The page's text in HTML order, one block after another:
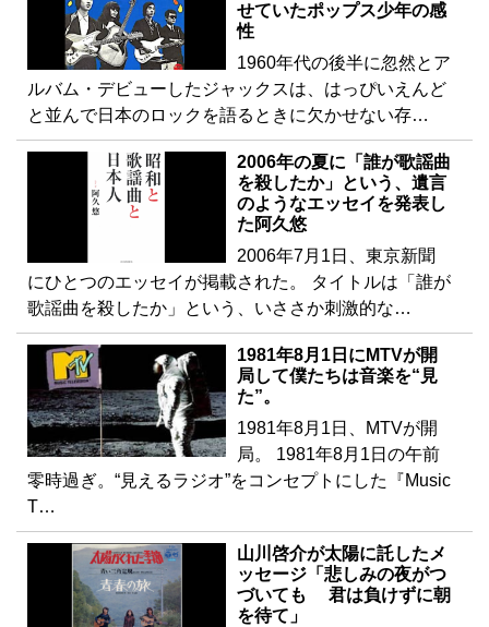
せていたポップス少年の感
性
1960年代の後半に忽然とア
ルバム・デビューしたジャックスは、はっぴいえんど
と並んで日本のロックを語るときに欠かせない存…
2006年の夏に「誰が歌謡曲
を殺したか」という、遺言
のようなエッセイを発表し
た阿久悠
2006年7月1日、東京新聞
にひとつのエッセイが掲載された。 タイトルは「誰が
歌謡曲を殺したか」という、いささか刺激的な…
1981年8月1日にMTVが開
局して僕たちは音楽を“見
た”。
1981年8月1日、MTVが開
局。 1981年8月1日の午前
零時過ぎ。“見えるラジオ”をコンセプトにした『Music
T…
山川啓介が太陽に託したメ
ッセージ「悲しみの夜がつ
づいても 君は負けずに朝
を待て」